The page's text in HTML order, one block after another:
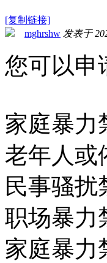
[复制链接]
mghrshw 发表于
您可以申
家庭暴力
老年人或
民事骚扰
职场暴力
家庭暴力